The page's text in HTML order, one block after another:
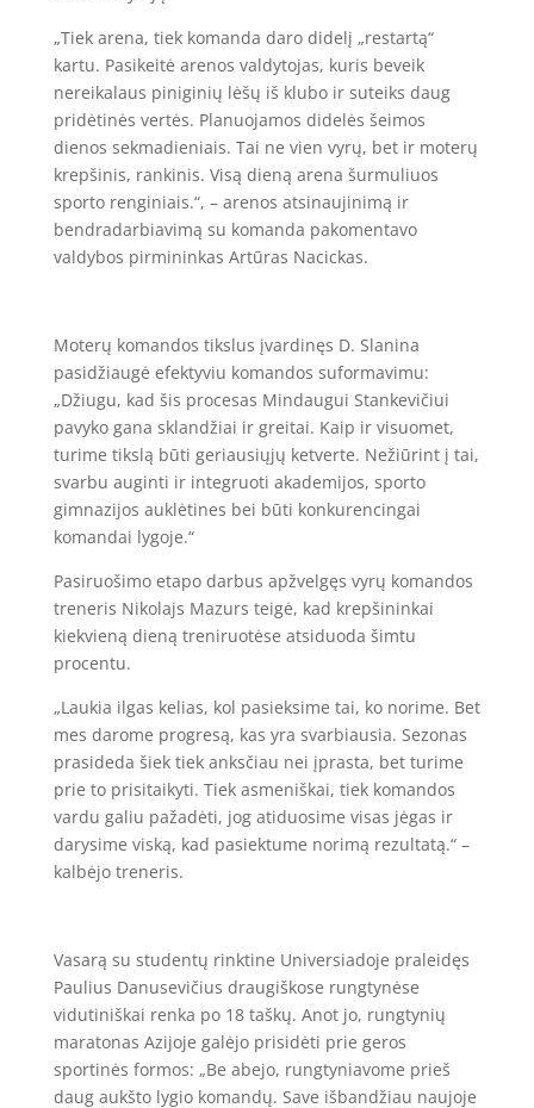
„Tiek arena, tiek komanda daro didelį „restartą“
kartu. Pasikeitė arenos valdytojas, kuris beveik
nereikalaus piniginių lėšų iš klubo ir suteiks daug
pridėtinės vertės. Planuojamos didelės šeimos
dienos sekmadieniais. Tai ne vien vyrų, bet ir moterų
krepšinis, rankinis. Visą dieną arena šurmuliuos
sporto renginiais.“, – arenos atsinaujinimą ir
bendradarbiavimą su komanda pakomentavo
valdybos pirmininkas Artūras Nacickas.
Moterų komandos tikslus įvardinęs D. Slanina
pasidžiaugė efektyviu komandos suformavimu:
„Džiugu, kad šis procesas Mindaugui Stankevičiui
pavyko gana sklandžiai ir greitai. Kaip ir visuomet,
turime tikslą būti geriausiųjų ketverte. Nežiūrint į tai,
svarbu auginti ir integruoti akademijos, sporto
gimnazijos auklėtines bei būti konkurencingai
komandai lygoje.“
Pasiruošimo etapo darbus apžvelgęs vyrų komandos
treneris Nikolajs Mazurs teigė, kad krepšininkai
kiekvieną dieną treniruotėse atsiduoda šimtu
procentu.
„Laukia ilgas kelias, kol pasieksime tai, ko norime. Bet
mes darome progresą, kas yra svarbiausia. Sezonas
prasideda šiek tiek anksčiau nei įprasta, bet turime
prie to prisitaikyti. Tiek asmeniškai, tiek komandos
vardu galiu pažadėti, jog atiduosime visas jėgas ir
darysime viską, kad pasiektume norimą rezultatą.“ –
kalbėjo treneris.
Vasarą su studentų rinktine Universiadoje praleidęs
Paulius Danusevičius draugiškose rungtynėse
vidutiniškai renka po 18 taškų. Anot jo, rungtynių
maratonas Azijoje galėjo prisidėti prie geros
sportinės formos: „Be abejo, rungtyniavome prieš
daug aukšto lygio komandų. Save išbandžiau naujoje